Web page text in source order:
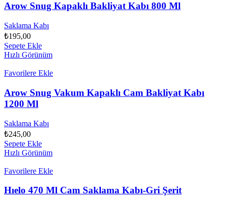
Arow Snug Kapaklı Bakliyat Kabı 800 Ml
Saklama Kabı
₺195,00
Sepete Ekle
Hızlı Görünüm
Favorilere Ekle
Arow Snug Vakum Kapaklı Cam Bakliyat Kabı
1200 Ml
Saklama Kabı
₺245,00
Sepete Ekle
Hızlı Görünüm
Favorilere Ekle
Hıelo 470 Ml Cam Saklama Kabı-Gri Şerit